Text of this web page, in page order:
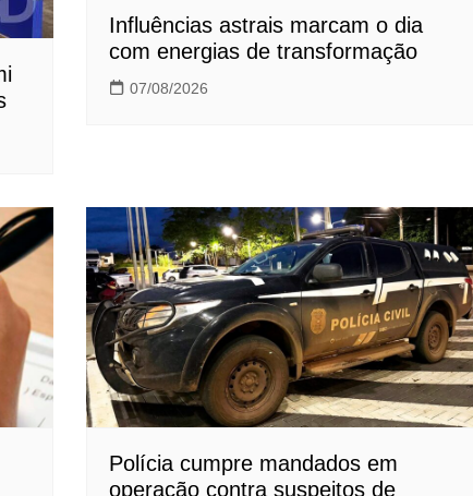
Influências astrais marcam o dia
com energias de transformação
07/08/2026
Polícia cumpre mandados em
operação contra suspeitos de